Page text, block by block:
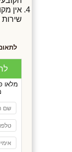
אין
שירות
מלאו